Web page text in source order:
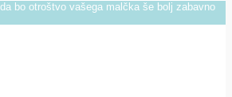
bo otroštvo vašega malčka še bolj zabavno